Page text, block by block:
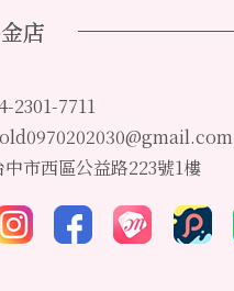
店
2301-7711
中市西區公益路223號1樓